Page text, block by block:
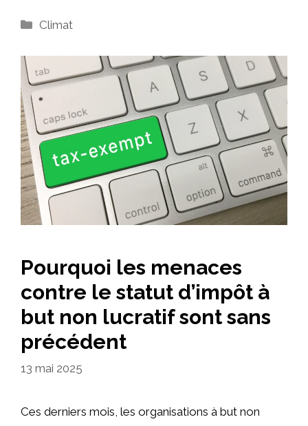
Catégories
Climat
Pourquoi les menaces
contre le statut d’impôt à
but non lucratif sont sans
précédent
13 mai 2025
Ces derniers mois, les organisations à but non